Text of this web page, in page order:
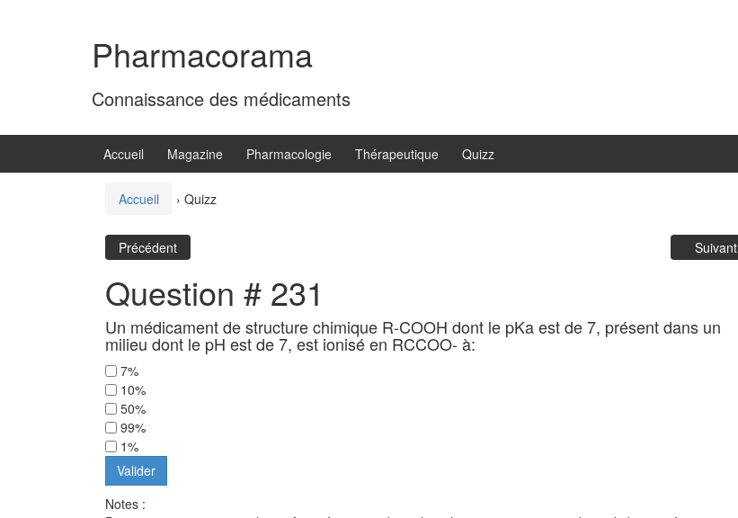
Pharmacorama
Connaissance des médicaments
Accueil Magazine Pharmacologie Thérapeutique Quizz
Accueil › Quizz
Précédent Suivant
Question # 231
Un médicament de structure chimique R-COOH dont le pKa est de 7, présent dans un
milieu dont le pH est de 7, est ionisé en RCCOO- à:
7%
10%
50%
99%
1%
Notes :